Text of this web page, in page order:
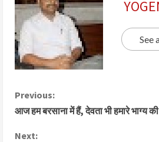
See
Previous:
आज हम बरसाना में हैं, देवता भी हमारे भाग्य की
Next: